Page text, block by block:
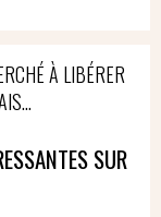
À LIBÉRER
SUR